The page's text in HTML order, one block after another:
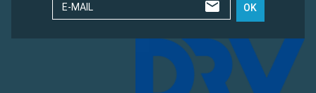
E-MAIL OK